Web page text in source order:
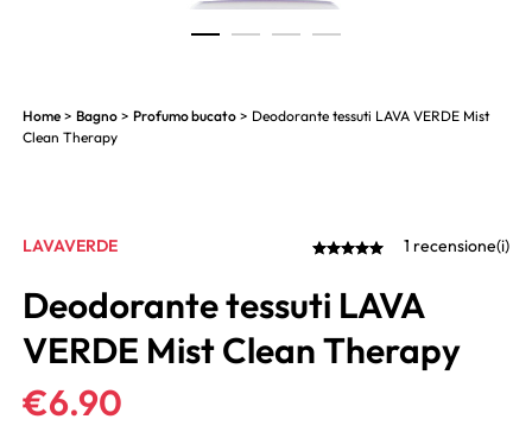
Home > Bagno > Profumo bucato > Deodorante tessuti LAVA VERDE Mist
Clean Therapy
LAVAVERDE 1 recensione(i)
Deodorante tessuti LAVA
VERDE Mist Clean Therapy
€6.90